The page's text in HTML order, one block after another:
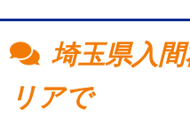
埼玉県入
リアで